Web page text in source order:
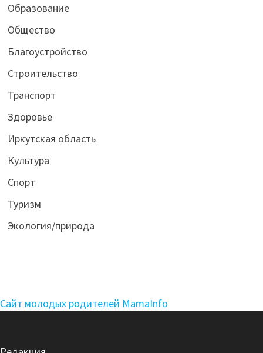
Образование
Общество
Благоустройство
Строительство
Транспорт
Здоровье
Иркутская область
Культура
Спорт
Туризм
Экология/природа
Сайт молодых родителей MamaInfo